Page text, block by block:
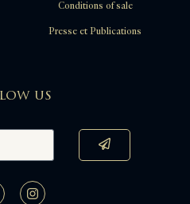
Conditions of sale
Presse et Publications
us